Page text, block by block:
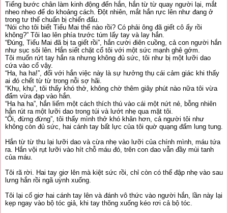
Tiếng bước chân làm kinh động đến hắn, hắn từ từ quay người lại, mắt
nheo nheo để do khoảng cách. Đột nhiên, mắt hắn rực lên như đang ở
trong tư thế chuẩn bị chiến đấu.
“Nói cho tôi biết Tiểu Mai thế nào rồi? Có phải ông đã giết cô ấy rồi
không?” Tôi lao lên phía trước túm lấy tay và lay hắn.
“Đúng, Tiểu Mai đã bị ta giết rồi”, hắn cười điên cuồng, cả con người hắn
như sục sôi lên. Hắn siết chặt cổ tôi với một sức mạnh ghê gớm.
Tôi muốn rứt tay hắn ra nhưng không đủ sức, tôi như bị một lưỡi dao
cứa vào cổ vậy.
“Ha, ha ha!”, đối với hắn việc này là sự hưởng thụ cái cảm giác khi thấy
ai đó chết từ từ trong nỗi sợ hãi.
“Khụ, khụ”, tôi thấy khó thở, không chờ thêm giây phút nào nữa tôi vừa
đấm vừa đạp vào hắn.
“Ha ha ha”, hắn liếm một cách thích thú vào cái một nứt nẻ, bỗng nhiên
hắn rút ra một lưỡi dao trong túi và lướt nhẹ qua mặt tôi.
“Ối, đừng đừng”, tôi thấy mình thở khó khăn hơn, cả người tôi như
không còn đủ sức, hai cánh tay bất lực của tôi quờ quạng đấm lung tung.
Hắn từ từ thu lại lưỡi dao và cừa nhẹ vào lưỡi của chính mình, máu tứa
ra. Hắn vội rụt lưỡi vào hít chỗ máu đó, trên con dao vẫn đầy mùi tanh
của máu.
Tôi rã rời. Hai tay giơ lên mà kiệt sức rồi, chỉ còn có thể đập nhẹ vào sau
lưng hắn rồi ngã uỳnh xuống.
Tôi lại cố giơ hai cánh tay lên và đánh vô thức vào người hắn, lần này lại
kẹp ngay vào bộ tóc giả, khi tay thõng xuống kéo rơi cả bộ tóc.